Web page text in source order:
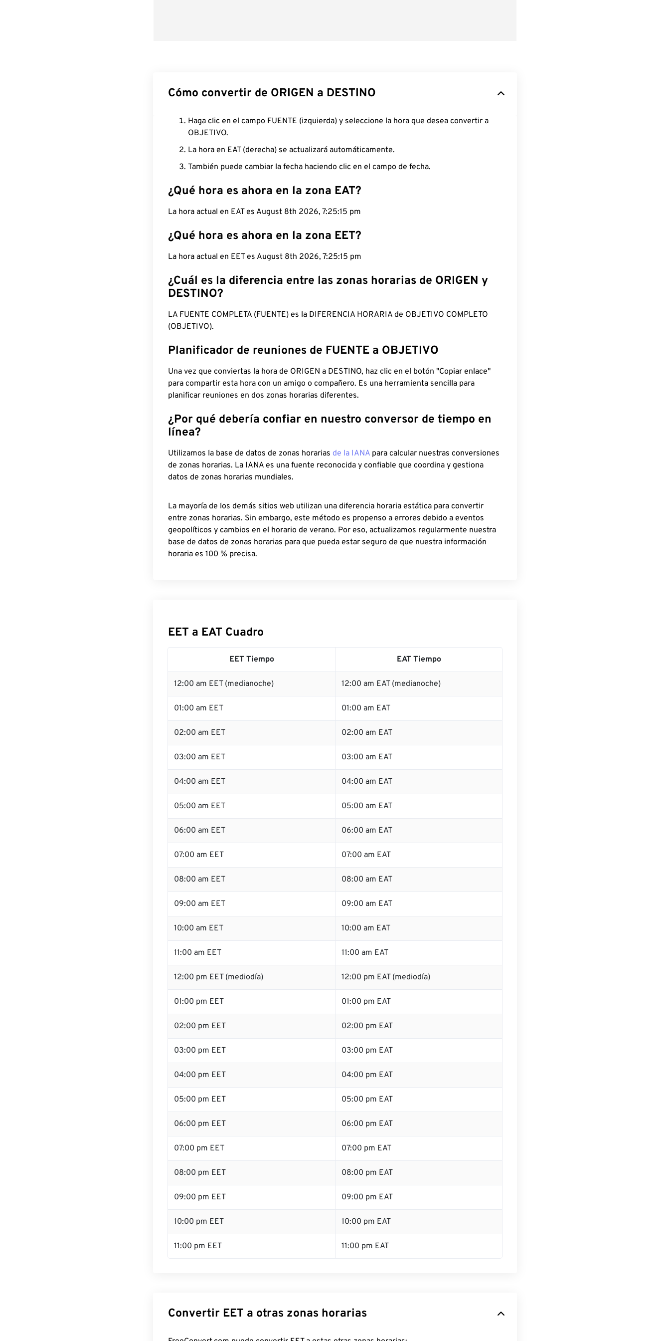
Cómo convertir de ORIGEN a DESTINO
Haga clic en el campo FUENTE (izquierda) y seleccione la hora que desea convertir a
OBJETIVO.
La hora en EAT (derecha) se actualizará automáticamente.
También puede cambiar la fecha haciendo clic en el campo de fecha.
¿Qué hora es ahora en la zona EAT?
La hora actual en EAT es August 8th 2026, 7:25:16 pm
¿Qué hora es ahora en la zona EET?
La hora actual en EET es August 8th 2026, 7:25:16 pm
¿Cuál es la diferencia entre las zonas horarias de ORIGEN y
DESTINO?
LA FUENTE COMPLETA (FUENTE) es la DIFERENCIA HORARIA de OBJETIVO COMPLETO
(OBJETIVO).
Planificador de reuniones de FUENTE a OBJETIVO
Una vez que conviertas la hora de ORIGEN a DESTINO, haz clic en el botón "Copiar enlace"
para compartir esta hora con un amigo o compañero. Es una herramienta sencilla para
planificar reuniones en dos zonas horarias diferentes.
¿Por qué debería confiar en nuestro conversor de tiempo en
línea?
Utilizamos la base de datos de zonas horarias de la IANA para calcular nuestras conversiones
de zonas horarias. La IANA es una fuente reconocida y confiable que coordina y gestiona
datos de zonas horarias mundiales.
La mayoría de los demás sitios web utilizan una diferencia horaria estática para convertir
entre zonas horarias. Sin embargo, este método es propenso a errores debido a eventos
geopolíticos y cambios en el horario de verano. Por eso, actualizamos regularmente nuestra
base de datos de zonas horarias para que pueda estar seguro de que nuestra información
horaria es 100 % precisa.
EET a EAT Cuadro
EET Tiempo EAT Tiempo
12:00 am EET (medianoche) 12:00 am EAT (medianoche)
01:00 am EET 01:00 am EAT
02:00 am EET 02:00 am EAT
03:00 am EET 03:00 am EAT
04:00 am EET 04:00 am EAT
05:00 am EET 05:00 am EAT
06:00 am EET 06:00 am EAT
07:00 am EET 07:00 am EAT
08:00 am EET 08:00 am EAT
09:00 am EET 09:00 am EAT
10:00 am EET 10:00 am EAT
11:00 am EET 11:00 am EAT
12:00 pm EET (mediodía) 12:00 pm EAT (mediodía)
01:00 pm EET 01:00 pm EAT
02:00 pm EET 02:00 pm EAT
03:00 pm EET 03:00 pm EAT
04:00 pm EET 04:00 pm EAT
05:00 pm EET 05:00 pm EAT
06:00 pm EET 06:00 pm EAT
07:00 pm EET 07:00 pm EAT
08:00 pm EET 08:00 pm EAT
09:00 pm EET 09:00 pm EAT
10:00 pm EET 10:00 pm EAT
11:00 pm EET 11:00 pm EAT
Convertir EET a otras zonas horarias